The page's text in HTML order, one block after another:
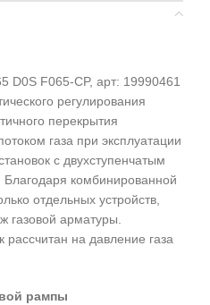
D0S F065-CP, арт: 19990461
регулирования
перекрытия
газа при эксплуатации
с двухступенчатым
комбинированной
отдельных устройств,
газовой арматуры.
на давление газа
рампы